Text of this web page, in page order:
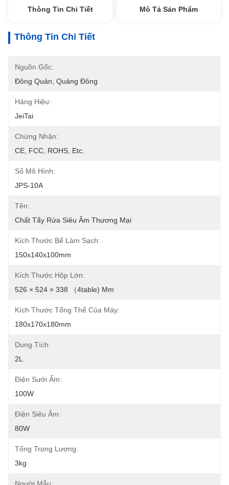
Thông Tin Chi Tiết Mô Tả Sản Phẩm
Thông Tin Chi Tiết
Nguồn Gốc:
Đông Quản, Quảng Đông
Hàng Hiệu:
JeiTai
Chứng Nhận:
CE, FCC, ROHS, Etc.
Số Mô Hình:
JPS-10A
Tên:
Chất Tẩy Rửa Siêu Âm Thương Mại
Kích Thước Bể Làm Sạch:
150x140x100mm
Kích Thước Hộp Lớn:
526 × 524 × 338 （4table) Mm
Kích Thước Tổng Thể Của Máy:
180x170x180mm
Dung Tích:
2L
Điện Sưởi Ấm:
100W
Điện Siêu Âm:
80W
Tổng Trọng Lượng:
3kg